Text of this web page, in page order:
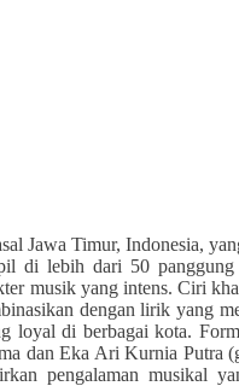
Jawa Timur, Indonesia,
di lebih dari 50
musik yang intens. Ciri
dengan lirik yang
loyal di berbagai kota.
dan Eka Ari Kurnia Putra
pengalaman